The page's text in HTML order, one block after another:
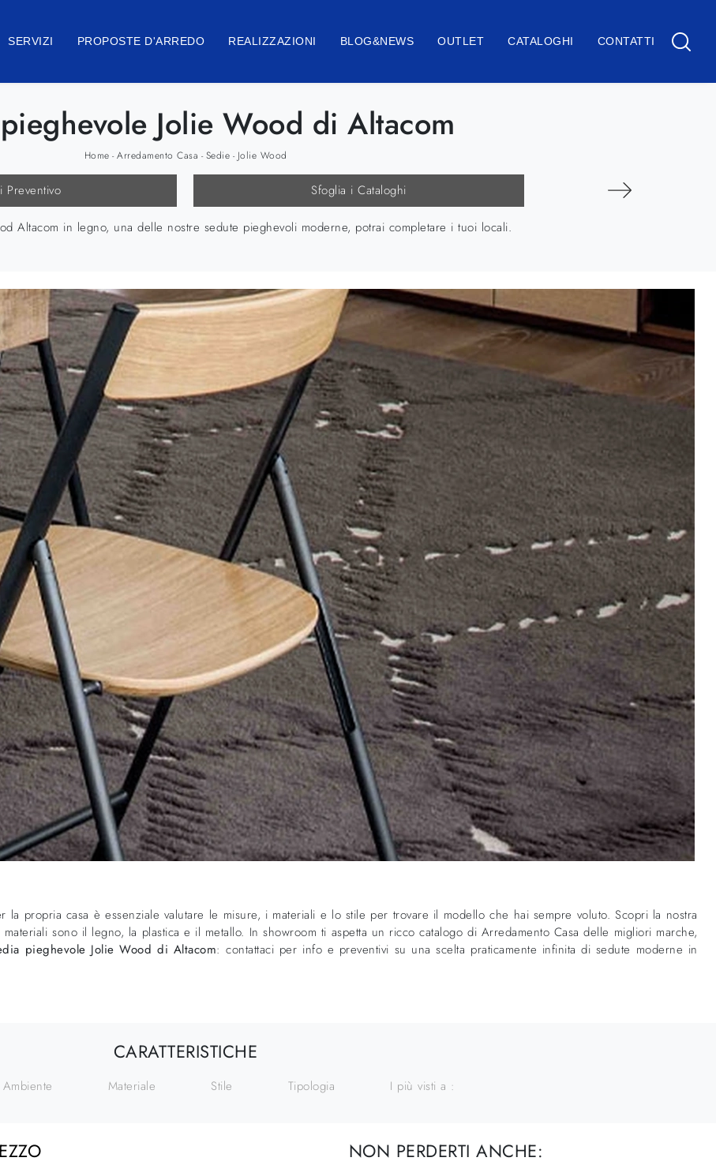
SERVIZI PROPOSTE D'ARREDO REALIZZAZIONI BLOG&NEWS OUTLET CATALOGHI CONTATTI
Jolie Wood di Altacom
Home -Arredamento Casa -Sedie - Jolie Wood
Preventivo Sfoglia i Cataloghi
Altacom in legno, una delle nostre sedute pieghevoli moderne, potrai completare i tuoi locali.
propria casa è essenziale valutare le misure, i materiali e lo stile per trovare il modello che hai sempre voluto. Scopri la nostra
sono il legno, la plastica e il metallo. In showroom ti aspetta un ricco catalogo di Arredamento Casa delle migliori marche,
pieghevole Jolie Wood di Altacom: contattaci per info e preventivi su una scelta praticamente infinita di sedute moderne in
CARATTERISTICHE
Ambiente Materiale Stile Tipologia I più visti a :
NON PERDERTI ANCHE: